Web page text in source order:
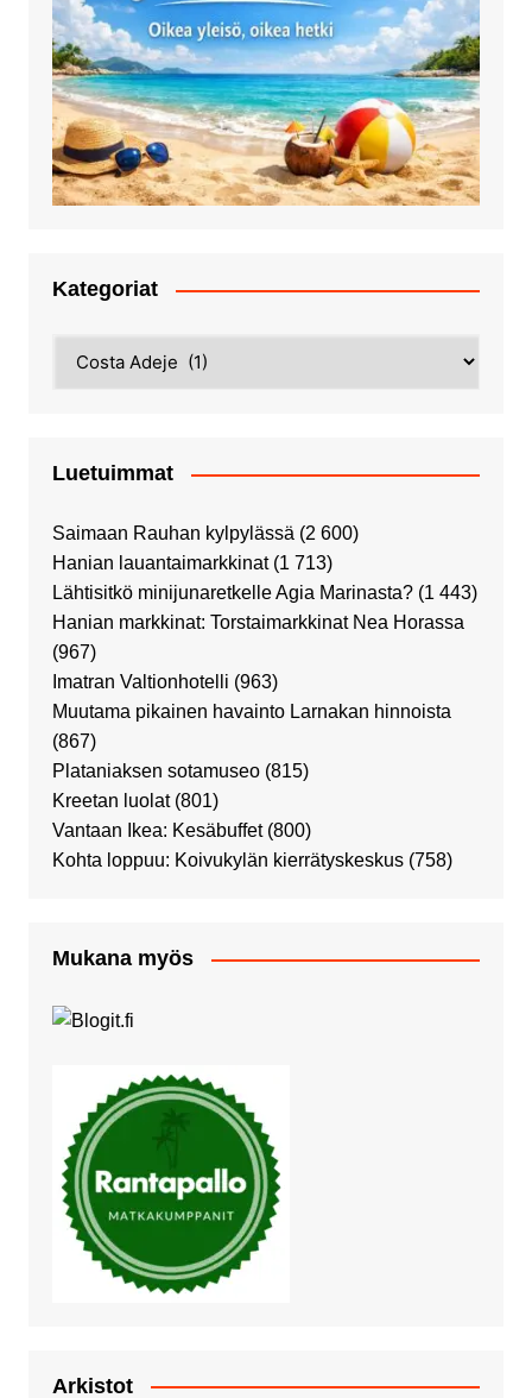
Kategoriat
Luetuimmat
Saimaan Rauhan kylpylässä (2 600)
Hanian lauantaimarkkinat (1 713)
Lähtisitkö minijunaretkelle Agia Marinasta? (1 443)
Hanian markkinat: Torstaimarkkinat Nea Horassa
(967)
Imatran Valtionhotelli (963)
Muutama pikainen havainto Larnakan hinnoista
(867)
Plataniaksen sotamuseo (815)
Kreetan luolat (801)
Vantaan Ikea: Kesäbuffet (800)
Kohta loppuu: Koivukylän kierrätyskeskus (758)
Mukana myös
Arkistot